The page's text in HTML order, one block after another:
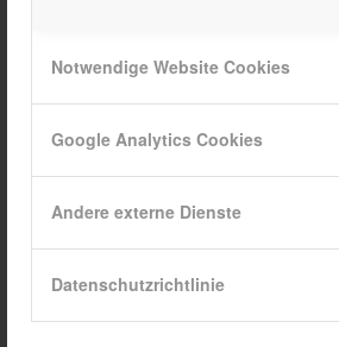
Notwendige Website Cookies
Google Analytics Cookies
Andere externe Dienste
Datenschutzrichtlinie
Project 1 – Interior Design